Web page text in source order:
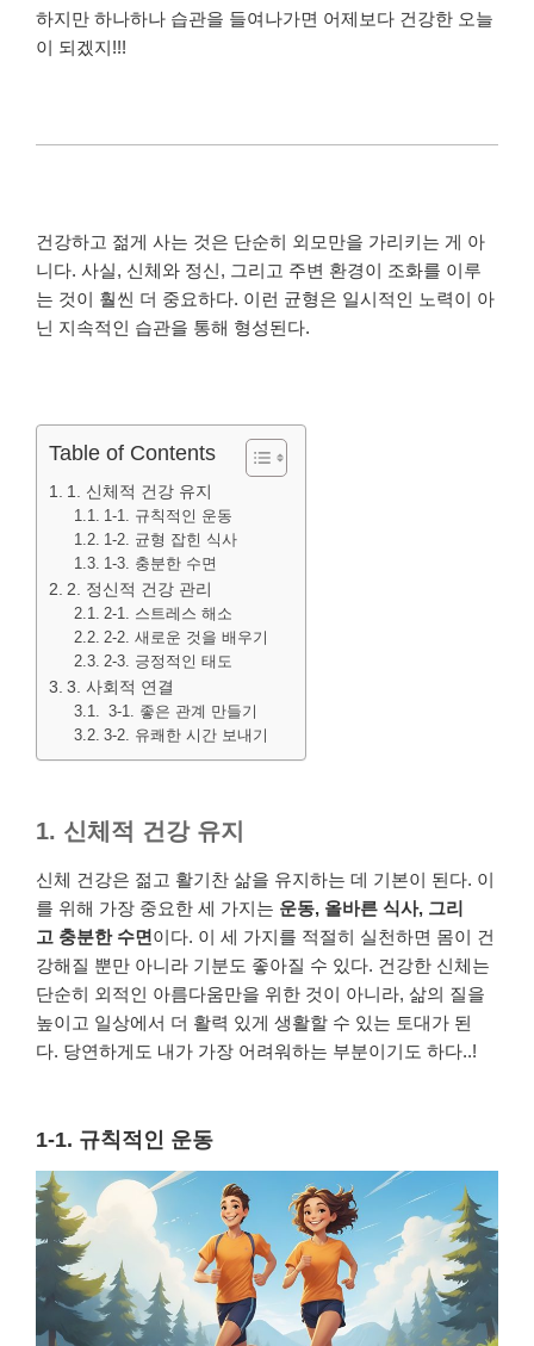
하지만 하나하나 습관을 들여나가면 어제보다 건강한 오늘
이 되겠지!!!
건강하고 젊게 사는 것은 단순히 외모만을 가리키는 게 아
니다. 사실, 신체와 정신, 그리고 주변 환경이 조화를 이루
는 것이 훨씬 더 중요하다. 이런 균형은 일시적인 노력이 아
닌 지속적인 습관을 통해 형성된다.
Table of Contents
1. 신체적 건강 유지
1-1. 규칙적인 운동
1-2. 균형 잡힌 식사
1-3. 충분한 수면
2. 정신적 건강 관리
2-1. 스트레스 해소
2-2. 새로운 것을 배우기
2-3. 긍정적인 태도
3. 사회적 연결
3-1. 좋은 관계 만들기
3-2. 유쾌한 시간 보내기
1. 신체적 건강 유지
신체 건강은 젊고 활기찬 삶을 유지하는 데 기본이 된다. 이
를 위해 가장 중요한 세 가지는 운동, 올바른 식사, 그리
고 충분한 수면이다. 이 세 가지를 적절히 실천하면 몸이 건
강해질 뿐만 아니라 기분도 좋아질 수 있다. 건강한 신체는
단순히 외적인 아름다움만을 위한 것이 아니라, 삶의 질을
높이고 일상에서 더 활력 있게 생활할 수 있는 토대가 된
다. 당연하게도 내가 가장 어려워하는 부분이기도 하다..!
1-1. 규칙적인 운동